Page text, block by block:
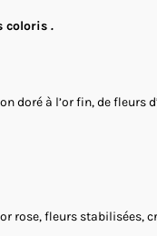
coloris .
doré à l’or fin, de
rose, fleurs stabilisées,